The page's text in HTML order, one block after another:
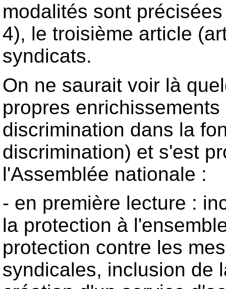
modalités sont
4), le troisième article
syndicats.
On ne saurait voir là
propres
discrimination dans la
discrimination) et s'est
l'Assemblée nationale :
- en première lecture :
la protection à
protection contre les
syndicales, inclusion de